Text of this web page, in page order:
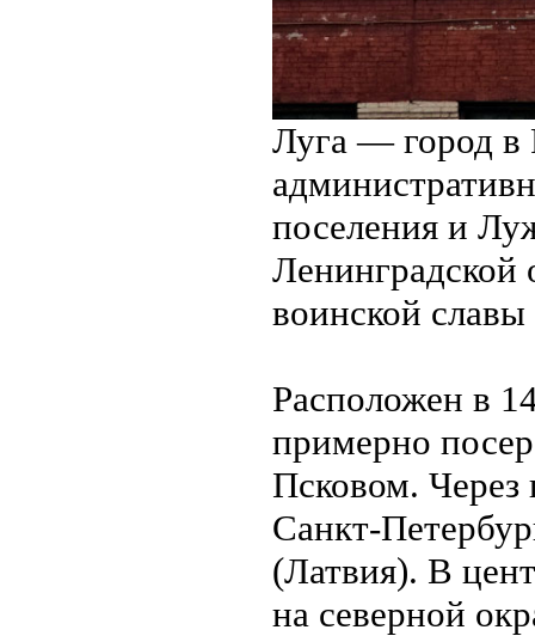
Луга — город в
поселения и
Ленинградской
воинской
Расположен в
примерно
Псковом. Через
Санкт-
(Латвия). В
на северной